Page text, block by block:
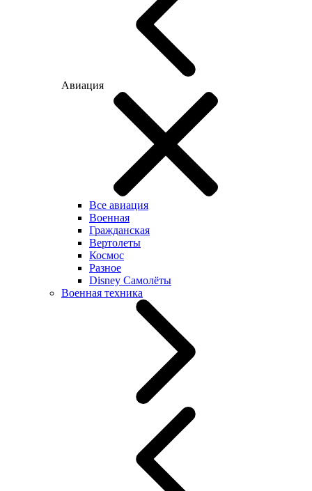
Авиация
Все авиация
Военная
Гражданская
Вертолеты
Космос
Разное
Disney Самолёты
Военная техника